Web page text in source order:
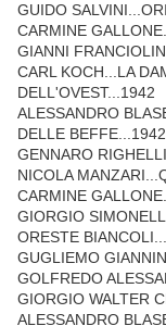
GUIDO
CARMINE
GIANNI
CARL KOCH...LA
DELL'OVEST...1942
ALESSANDRO
DELLE BEFFE...1942
GENNARO
NICOLA
CARMINE
GIORGIO
ORESTE
GUGLIEMO
GOLFREDO
GIORGIO WALTER
ALESSANDRO